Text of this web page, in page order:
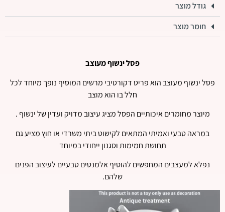
גודל מוצר
חומר מוצר
פסל ינשוף מעוצב
פסל ינשוף מעוצב הוא פריט דקורטיבי מרשים המוסיף נופך מיוחד לכל
חלל בו הוא מוצב
מיוצר מחומרים איכותיים הפסל מציג עיצוב מדויק ועדין של ינשוף .
במראה טבעי ואמיתי המתאים לקישוט ביתי משרדי או חוץ מציע גם
תחושת חמימות וסגנון ייחודי במיוחד
נפלא למעצבים המחפשים להוסיף אלמנטים טבעיים לעיצוב הפנים
שלהם.